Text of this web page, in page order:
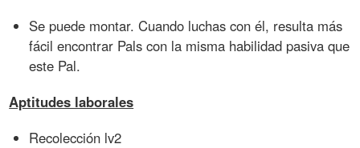
Se puede montar. Cuando luchas con él, resulta más
fácil encontrar Pals con la misma habilidad pasiva que
este Pal.
Aptitudes laborales
Recolección lv2